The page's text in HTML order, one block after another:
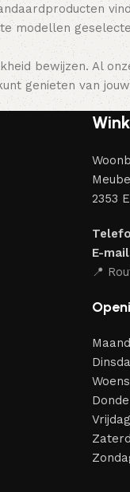
modellen
bewijzen. Al
genieten van
2353
E-
📍